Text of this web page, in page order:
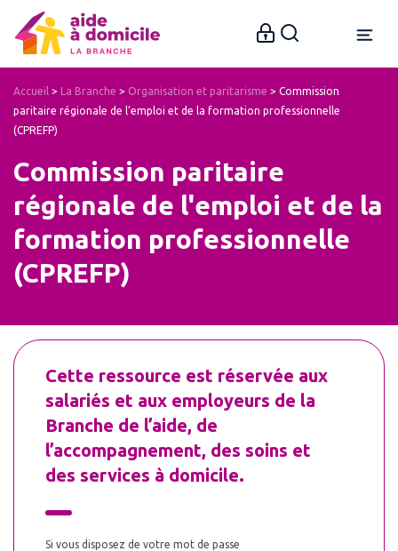
Accueil > La Branche > Organisation et paritarisme > Commission
paritaire régionale de l’emploi et de la formation professionnelle
(CPREFP)
Commission paritaire
régionale de l'emploi et de la
formation professionnelle
(CPREFP)
Cette ressource est réservée aux
salariés et aux employeurs de la
Branche de l’aide, de
l’accompagnement, des soins et
des services à domicile.
Si vous disposez de votre mot de passe